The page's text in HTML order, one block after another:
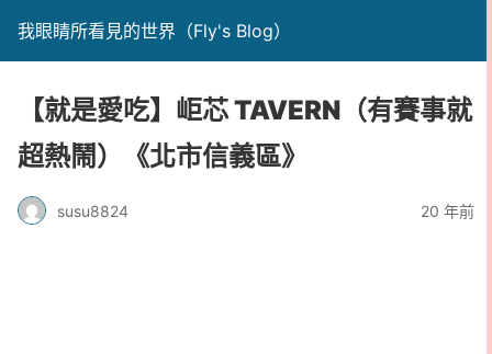
我眼睛所看見的世界（Fly's Blog）
【就是愛吃】岠芯 TAVERN（有賽事就
超熱鬧）《北市信義區》
susu8824 20 年前